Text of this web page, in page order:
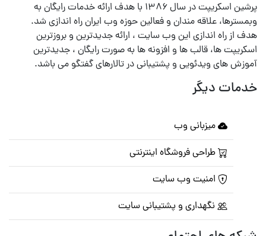
پرشین اسکریپت در سال ۱۳۸۶ با هدف ارائه خدمات رایگان به
وبمسترها، علاقه مندان و فعالین حوزه وب ایران راه اندازی شد.
هدف از راه اندازی این وب سایت ، ارائه جدیدترین و بروزترین
اسکریپت ها، قالب ها و افزونه ها به صورت رایگان ، جدیدترین
آموزش های ویدئویی و پشتیبانی در تالارهای گفتگو می باشد.
خدمات دیگر
میزبانی وب
طراحی فروشگاه اینترنتی
امنیت وب سایت
نگهداری و پشتیبانی سایت